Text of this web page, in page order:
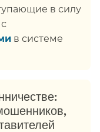
в силу
в системе